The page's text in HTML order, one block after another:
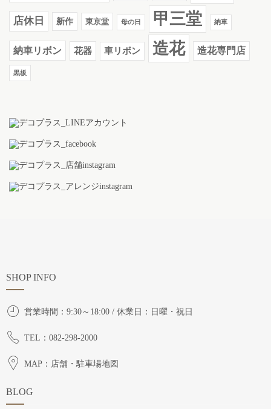
店休日 新作 東京堂 母の日 甲三堂 納車
納車リボン 花器 車リボン 造花 造花専門店
黒板
SHOP INFO
営業時間：9:30～18:00 / 休業日：日曜・祝日
TEL：082-298-2000
MAP：店舗・駐車場地図
BLOG